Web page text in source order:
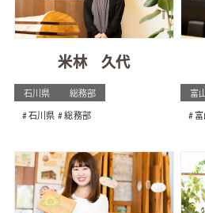
米林 久代
石川県 総務部
石川県 総務部
富
富